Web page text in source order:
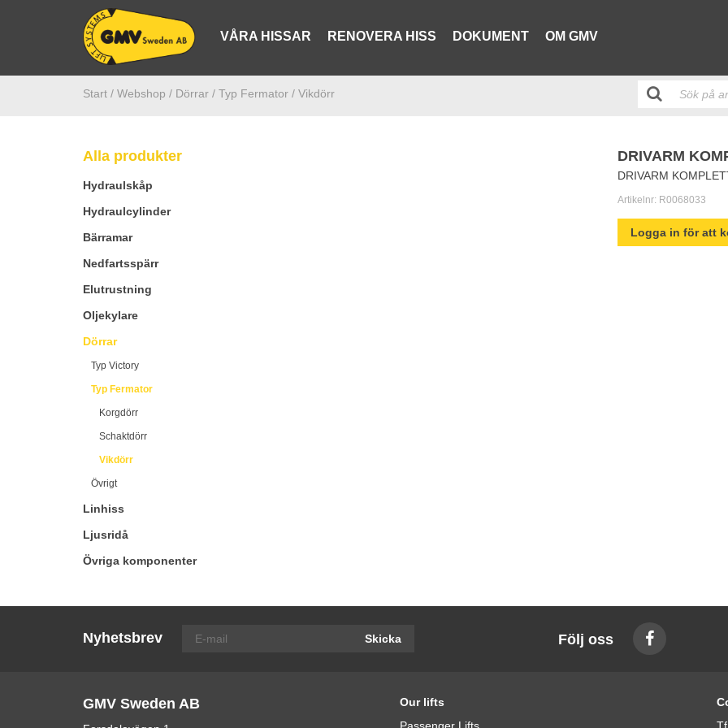
VÅRA HISSAR RENOVERA HISS DOKUMENT OM GMV
Start / Webshop / Dörrar / Typ Fermator / Vikdörr
Alla produkter
Hydraulskåp
Hydraulcylinder
Bärramar
Nedfartsspärr
Elutrustning
Oljekylare
Dörrar
Typ Victory
Typ Fermator
Korgdörr
Schaktdörr
Vikdörr
Övrigt
Linhiss
Ljusridå
Övriga komponenter
DRIVARM
DRIVARM
Artikelnr: R0068033
Logga in för att
Nyhetsbrev Skicka Följ oss
GMV Sweden AB
Our lifts